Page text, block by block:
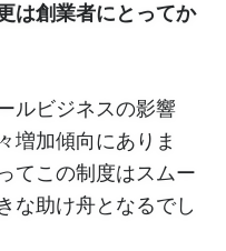
は創業者にとってか
ルビジネスの影響
増加傾向にありま
てこの制度はスムー
な助け舟となるでし